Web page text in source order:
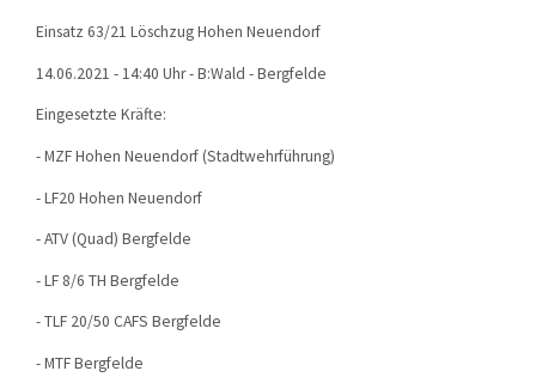
Einsatz 63/21 Löschzug Hohen Neuendorf
14.06.2021 - 14:40 Uhr - B:Wald - Bergfelde
Eingesetzte Kräfte:
- MZF Hohen Neuendorf (Stadtwehrführung)
- LF20 Hohen Neuendorf
- ATV (Quad) Bergfelde
- LF 8/6 TH Bergfelde
- TLF 20/50 CAFS Bergfelde
- MTF Bergfelde